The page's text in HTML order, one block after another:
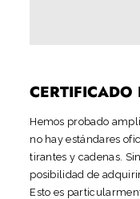
CERTIFICADO
Hemos probado
no hay estándares
tirantesy cadenas.
posibilidad de
Esto es